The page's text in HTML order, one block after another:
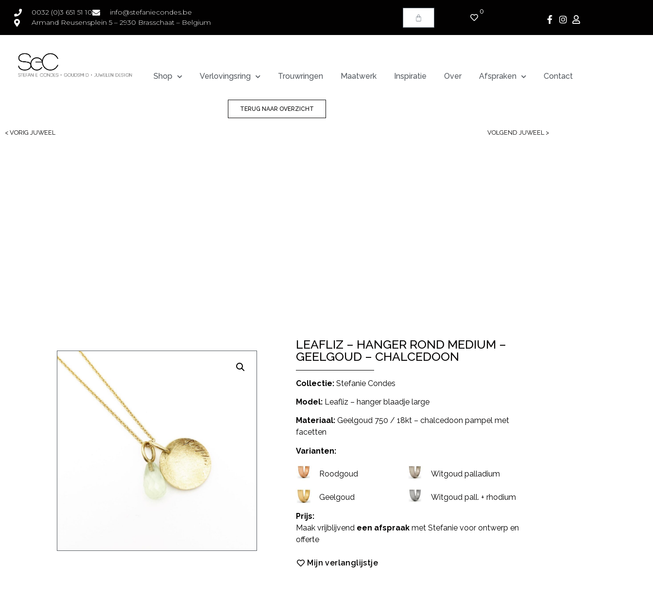
0032 (0)3 651 51 10
info@stefaniecondes.be
Armand Reusensplein 5 – 2930 Brasschaat – Belgium
0
Shop Verlovingsring Trouwringen Maatwerk Inspiratie Over Afspraken Contact
TERUG NAAR OVERZICHT
< VORIG JUWEEL VOLGEND JUWEEL >
LEAFLIZ – HANGER ROND MEDIUM –
GEELGOUD – CHALCEDOON
Collectie: Stefanie Condes
Model: Leafliz – hanger blaadje large
Materiaal: Geelgoud 750 / 18kt – chalcedoon pampel met
facetten
Varianten:
Roodgoud
Geelgoud
Witgoud palladium
Witgoud pall. + rhodium
Prijs:
Maak vrijblijvend een afspraak met Stefanie voor ontwerp en
offerte
Mijn verlanglijstje